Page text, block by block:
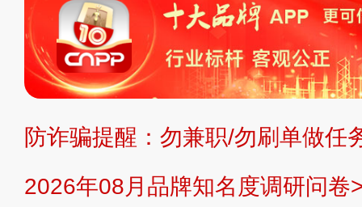
复制、转载、商用。本站不生产产
不代理、不招商、不提供中介服务。
持投资购买的观点或意见，页面信息
提交说明： 快速提交发布>> 提交品
防诈骗提醒：勿兼职/勿刷单做任
2026年08月品牌知名度调研问卷